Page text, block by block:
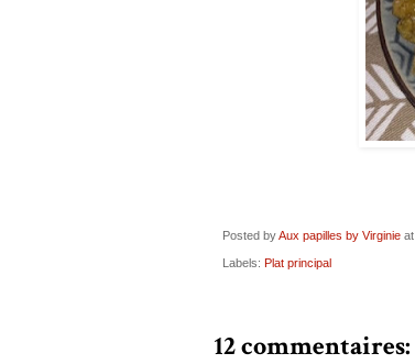
Posted byAux papilles by Virginie at
Labels: Plat principal
12 commentaires: